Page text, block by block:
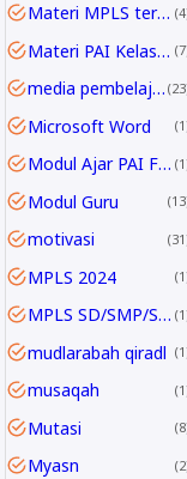
Materi MPLS terbaru 4
Materi PAI Kelas 10 7
media pembelajaran 23
Microsoft Word 1
Modul Ajar PAI Fase E & F 1
Modul Guru 13
motivasi 31
MPLS 2024 1
MPLS SD/SMP/SMA 2024/2025 1
mudlarabah qiradl 1
musaqah 1
Mutasi 8
Myasn 2